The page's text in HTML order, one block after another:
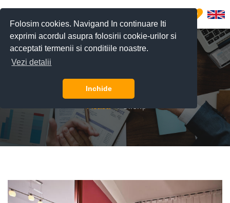
Folosim cookies. Navigand In continuare Iti
exprimi acordul asupra folosirii cookie-urilor si
acceptati termenii si conditiile noastre.
Vezi detalii
Inchide
0
Clienți